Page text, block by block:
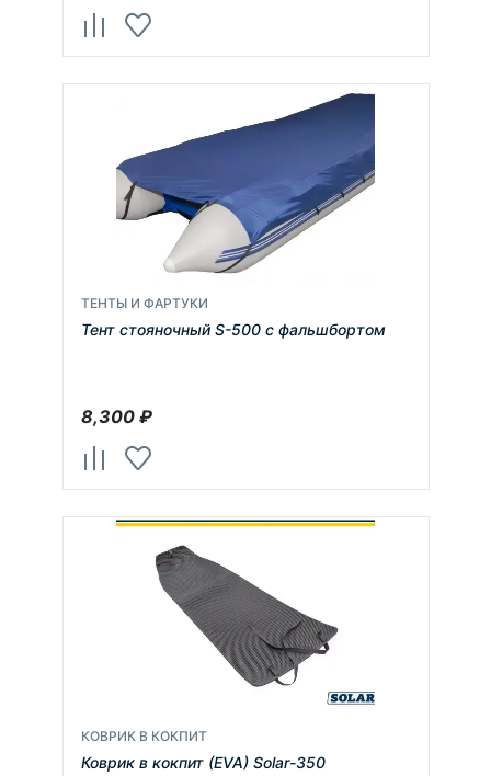
ТЕНТЫ И ФАРТУКИ
Тент стояночный S-500 с фальшбортом
8,300₽
КОВРИК В КОКПИТ
Коврик в кокпит (EVA) Solar-350